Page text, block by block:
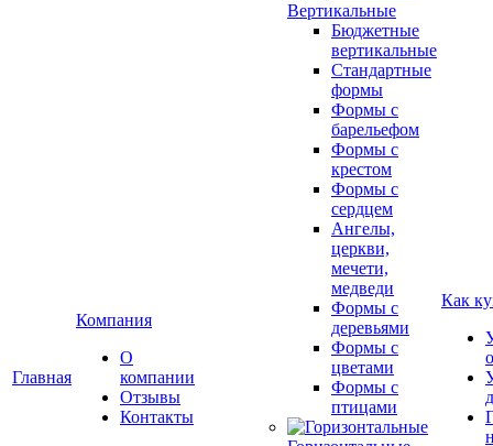
Главная
Компания
О
компании
Отзывы
Контакты
Вертикальные
Бюджетные
вертикальные
Стандартные
формы
Формы с
барельефом
Формы с
крестом
Формы с
сердцем
Ангелы,
церкви,
мечети,
медведи
Формы с
деревьями
Формы с
цветами
Формы с
птицами
Как